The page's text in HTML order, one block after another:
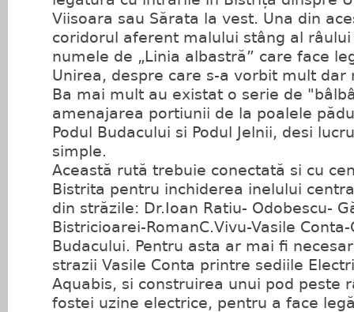
Viisoara sau Sărata la vest. Una din
coridorul aferent malului stâng al
numele de „Linia albastră” care face
Unirea, despre care s-a vorbit mult dar
Ba mai mult au existat o serie de
amenajarea portiunii de la poalele
Podul Budacului si Podul Jelnii, desi
simple.
Această rută trebuie conectată si cu
Bistrita pentru inchiderea inelului
din străzile: Dr.Ioan Ratiu- Odobescu-
Bistricioarei-RomanC.Vivu-Vasile
Budacului. Pentru asta ar mai fi
strazii Vasile Conta printre sediile
Aquabis, si construirea unui pod peste
fostei uzine electrice, pentru a face